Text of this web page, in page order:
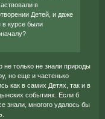
в
Детей, и даже
в курсе были
не только не знали природы
но еще и частенько
как в самих Детях, так и в
событиях. Если б
знали, многого удалось бы